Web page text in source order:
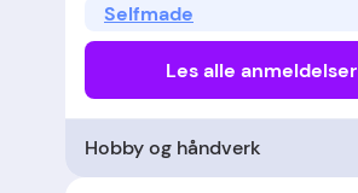
Selfmade
Les alle anmeldelser
Hobby og håndverk